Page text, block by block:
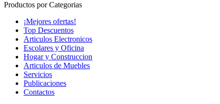
Productos por Categorias
¡Mejores ofertas!
Top Descuentos
Articulos Electronicos
Escolares y Oficina
Hogar y Construccion
Articulos de Muebles
Servicios
Publicaciones
Contactos